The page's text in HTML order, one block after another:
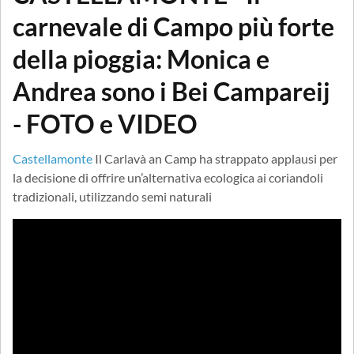
carnevale di Campo più forte
della pioggia: Monica e
Andrea sono i Bei Campareij
- FOTO e VIDEO
Castellamonte Il Carlavà an Camp ha strappato applausi per
la decisione di offrire un’alternativa ecologica ai coriandoli
tradizionali, utilizzando semi naturali